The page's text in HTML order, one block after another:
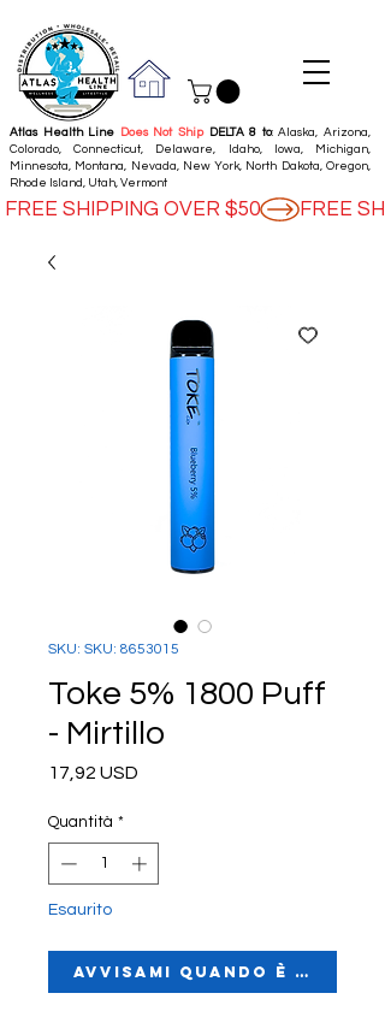
Atlas Health Line Does Not ShipDELTA 8 to: Alaska, Arizona,
Colorado, Connecticut, Delaware, Idaho, Iowa, Michigan,
Minnesota, Montana, Nevada, New York, North Dakota, Oregon,
Rhode Island, Utah, Vermont
FREE SHIPPING OVER $50
SKU: SKU: 8653015
Toke 5% 1800 Puff
- Mirtillo
17,92 USD
Quantità *
Esaurito
Avvisami quando è